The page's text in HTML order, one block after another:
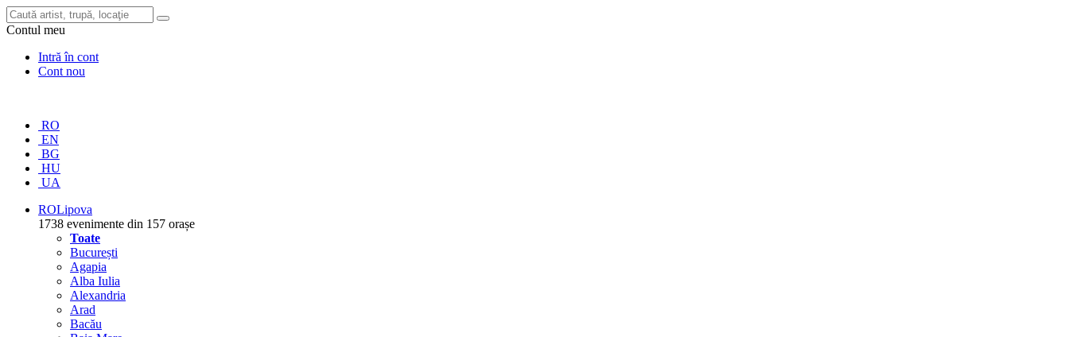
Contul meu
Intră în cont
Cont nou
RO
EN
BG
HU
UA
ROLipova
1738 evenimente din 157 orașe
Toate
București
Agapia
Alba Iulia
Alexandria
Arad
Bacău